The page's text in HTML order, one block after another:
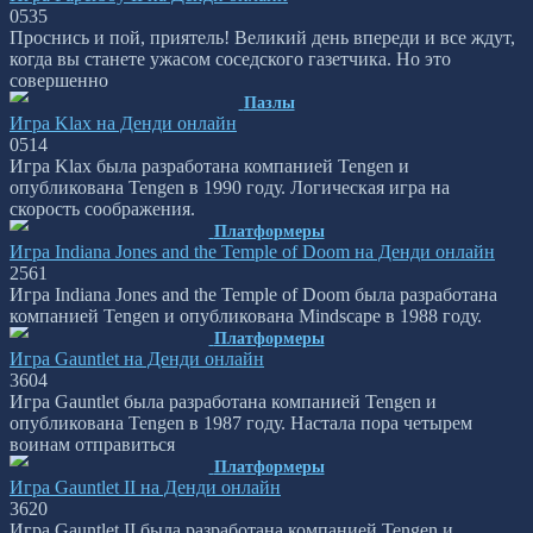
0535
Проснись и пой, приятель! Великий день впереди и все ждут,
когда вы станете ужасом соседского газетчика. Но это
совершенно
Пазлы
Игра Klax на Денди онлайн
0514
Игра Klax была разработана компанией Tengen и
опубликована Tengen в 1990 году. Логическая игра на
скорость соображения.
Платформеры
Игра Indiana Jones and the Temple of Doom на Денди онлайн
2561
Игра Indiana Jones and the Temple of Doom была разработана
компанией Tengen и опубликована Mindscape в 1988 году.
Платформеры
Игра Gauntlet на Денди онлайн
3604
Игра Gauntlet была разработана компанией Tengen и
опубликована Tengen в 1987 году. Настала пора четырем
воинам отправиться
Платформеры
Игра Gauntlet II на Денди онлайн
3620